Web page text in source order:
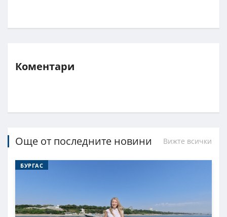
Коментари
Още от последните новини Вижте всички
БУРГАС